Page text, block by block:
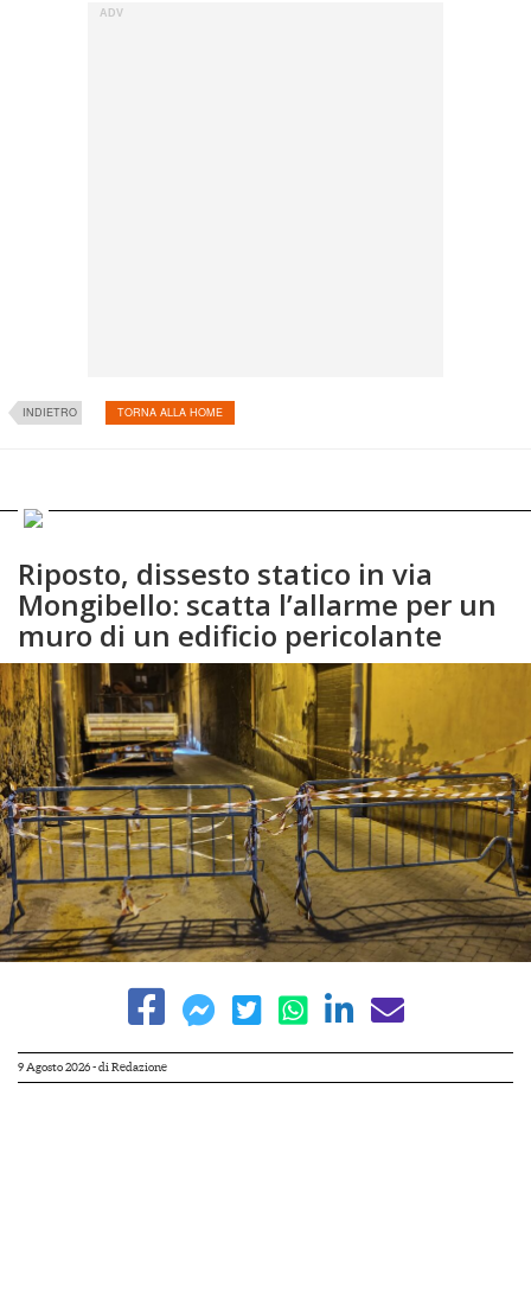
INDIETRO TORNA ALLA HOME
Riposto, dissesto statico in via
Mongibello: scatta l’allarme per un
muro di un edificio pericolante
9 Agosto 2026- di Redazione